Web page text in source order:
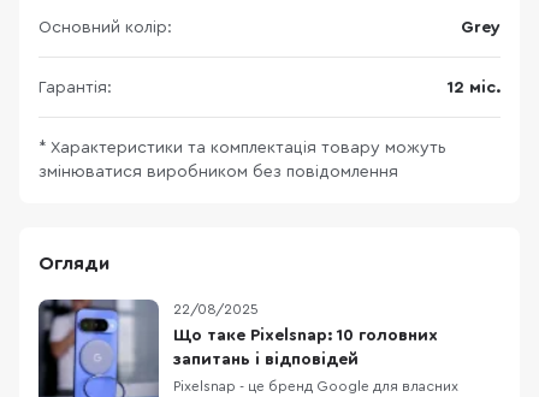
Основний колір: Grey
Гарантія: 12 міс.
* Характеристики та комплектація товару можуть
змінюватися виробником без повідомлення
Огляди
22/08/2025
Що таке Pixelsnap: 10 головних
запитань і відповідей
Pixelsnap - це бренд Google для власних